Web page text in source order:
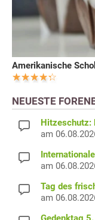
Amerikanische
NEUESTE
Hitzeschutz:
am
am
Tag des
am